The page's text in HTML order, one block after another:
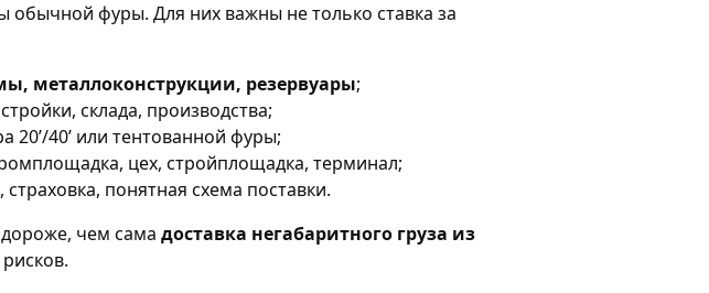
обычной фуры. Для них важны не только ставка за
металлоконструкции, резервуары;
склада, производства;
20’/40’ или тентованной фуры;
цех, стройплощадка, терминал;
страховка, понятная схема поставки.
чем сама доставка негабаритного груза из